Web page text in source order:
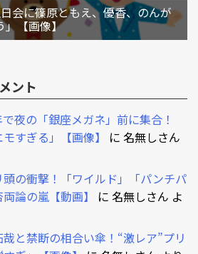
会に篠原ともえ、優香、のんが
」【画像】
ント
夜の「銀座メガネ」前に集合！
すぎる」【画像】
に 名無しさん
の衝撃！「ワイルド」「パンチパ
論の嵐【動画】
に 名無しさん よ
と禁断の相合い傘！“激レア”プリ